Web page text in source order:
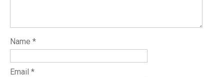
Name *
Email *